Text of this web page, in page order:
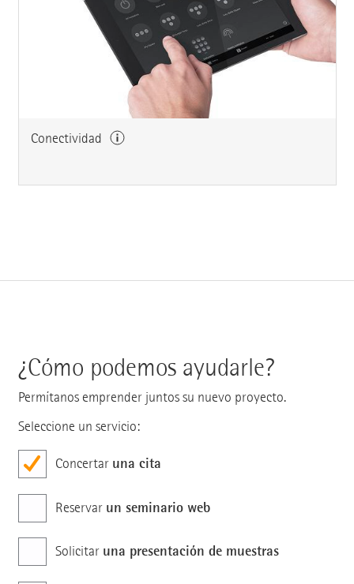
Conectividad
¿Cómo podemos ayudarle?
Permítanos emprender juntos su nuevo proyecto.
Seleccione un servicio:
Concertar una cita
Reservar un seminario web
Solicitar una presentación de muestras